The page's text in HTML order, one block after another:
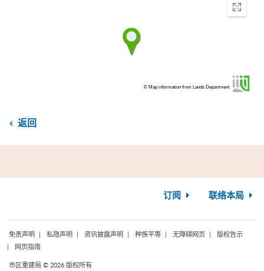
Enter
© Map information from Lands Department
返回
订阅 联络本局
免责声明 私隐声明 资讯披露声明 种族平等 无障碍网页
版权告示
网页指南
市区重建局 © 2026 版权所有